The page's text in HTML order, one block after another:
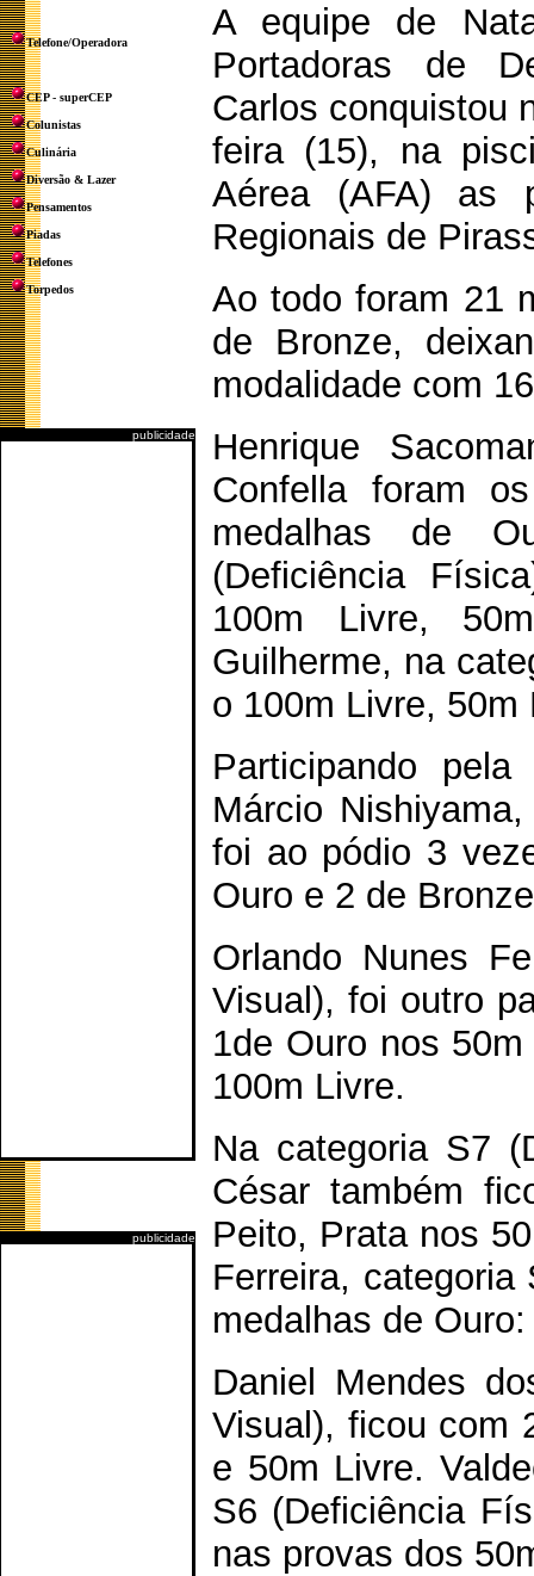
Telefone/Operadora
CEP - superCEP
Colunistas
Culinária
Diversão & Lazer
Pensamentos
Piadas
Telefones
Torpedos
publicidade
publicidade
A equipe de
Portadoras de
Carlos conquistou
feira (15), na
Aérea (AFA) as
Regionais de
Ao todo foram 21
de Bronze,
modalidade com
Henrique
Confella foram
medalhas de
(Deficiência
100m Livre,
Guilherme, na
o 100m Livre,
Participando
Márcio
foi ao pódio 3
Ouro e 2 de
Orlando Nunes
Visual), foi outro
1de Ouro nos
100m Livre.
Na categoria S7
César também
Peito, Prata nos
Ferreira, categoria
medalhas de
Daniel Mendes
Visual), ficou com
e 50m Livre.
S6 (Deficiência
nas provas dos